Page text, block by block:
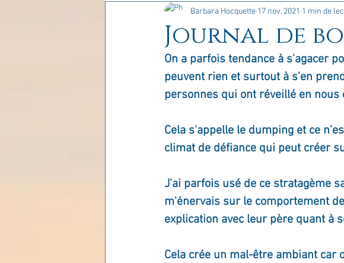
La parentalité De vous à moi...
Enseignements Pensées du jour
Les lois universelles Journal de bord
Journal de
Barbara Hocquette 17 nov. 2021 1 min de
On a parfois tendance à s'agacer
peuvent rien et surtout à s'en
personnes qui ont réveillé en nous
Cela s'appelle le dumping et ce
climat de défiance qui peut créer
J'ai parfois usé de ce stratagème
m'énervais sur le comportement
explication avec leur père quant à
Cela crée un mal-être ambiant car